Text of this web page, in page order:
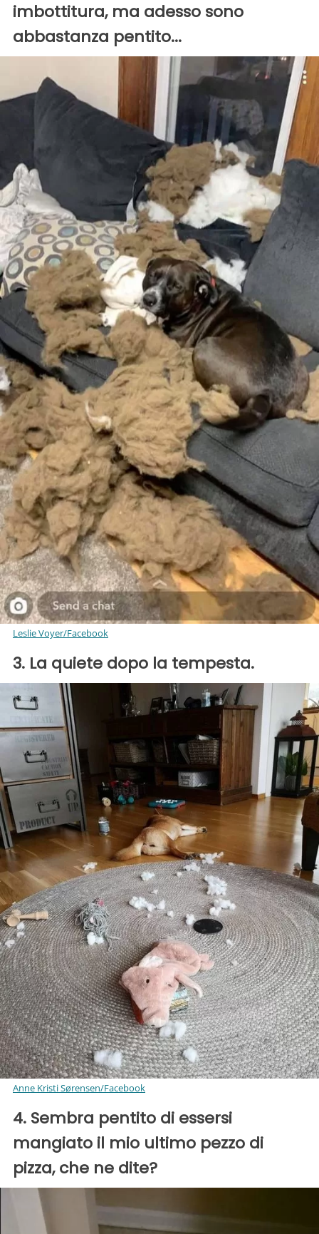
imbottitura, ma adesso sono
abbastanza pentito...
Leslie Voyer/Facebook
3. La quiete dopo la tempesta.
Anne Kristi Sørensen/Facebook
4. Sembra pentito di essersi
mangiato il mio ultimo pezzo di
pizza, che ne dite?